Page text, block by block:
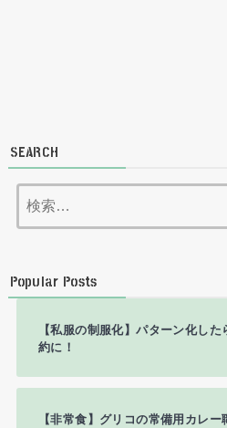
SEARCH
索:
Popular Posts
【私服の制服化】パターン化し
約に！
【非常食】グリコの常備用カレ